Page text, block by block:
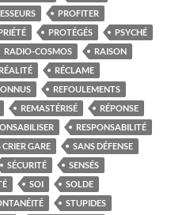
PROFITER
PROTÉGÉS
PSYCHÉ
RADIO-COSMOS
RAISON
RÉALITÉ
RÉCLAME
REFOULEMENTS
REMASTÉRISÉ
RÉPONSE
RESPONSABILITÉ
CRIER GARE
SANS DÉFENSE
SÉCURITÉ
SENSÉS
SOI
SOLDE
STUPIDES